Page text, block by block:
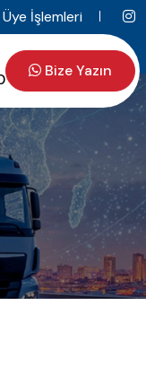
Üye İşlemleri
Bize Yazın